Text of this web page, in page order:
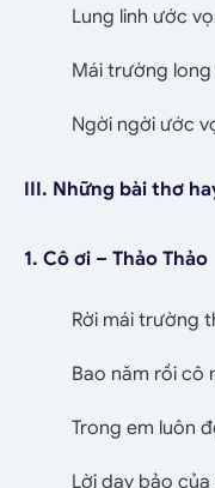
Lung linh ước
Mái trường
Ngời ngời ước
III. Những bài thơ
1. Cô ơi – Thảo Thảo
Rời mái trường
Bao năm rồi cô
Trong em luôn
Lời dạy bảo của